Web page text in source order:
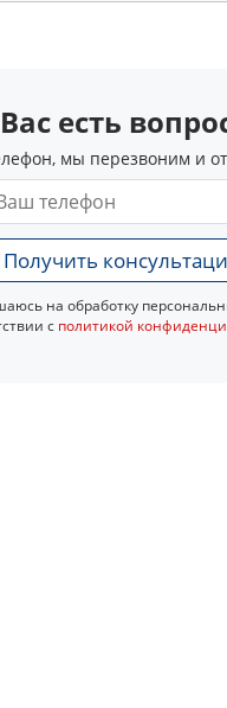
есть
мы перезвоним и
Получить
на обработку
с политикой